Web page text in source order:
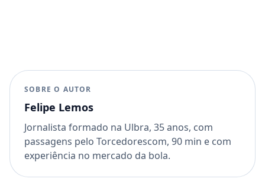
SOBRE O AUTOR
Felipe Lemos
Jornalista formado na Ulbra, 35 anos, com
passagens pelo Torcedorescom, 90 min e com
experiência no mercado da bola.